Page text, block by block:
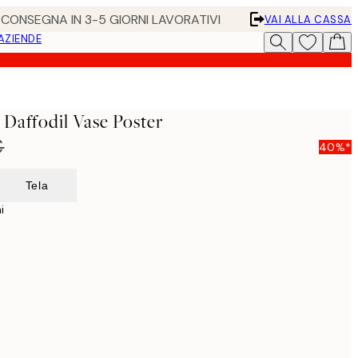
IN 3-5 GIORNI LAVORATIVI
VAI ALLA CASSA
Vase Poster
40%*
Tela